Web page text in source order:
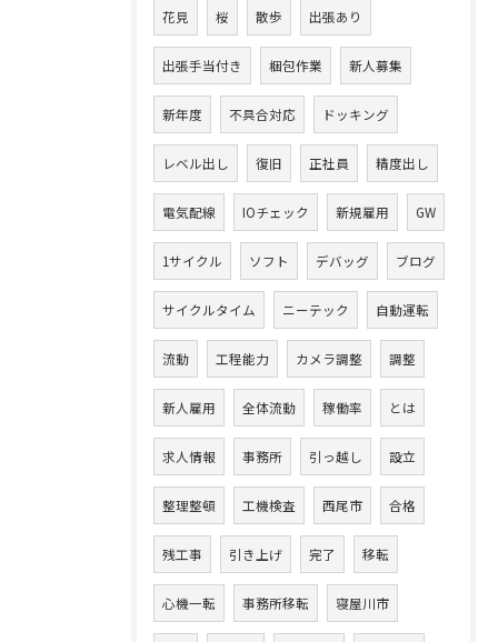
花見 桜 散歩 出張あり
出張手当付き 梱包作業 新人募集
新年度 不具合対応 ドッキング
レベル出し 復旧 正社員 精度出し
電気配線 IOチェック 新規雇用 GW
1サイクル ソフト デバッグ ブログ
サイクルタイム ニーテック 自動運転
流動 工程能力 カメラ調整 調整
新人雇用 全体流動 稼働率 とは
求人情報 事務所 引っ越し 設立
整理整頓 工機検査 西尾市 合格
残工事 引き上げ 完了 移転
心機一転 事務所移転 寝屋川市